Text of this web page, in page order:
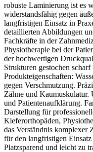
robuste Laminierung ist es
widerstandsfähig gegen
langfristigen Einsatz in
detaillierten Abbildungen
Fachkräfte in der
Physiotherapie bei der
der hochwertigen
Strukturen gestochen
Produkteigenschaften:
gegen Verschmutzung.
Zähne und Kaumuskulatur.
und Patientenaufklärung.
Darstellung für
Kieferorthopäden,
das Verständnis komplexer
für den langfristigen
Platzsparend und leicht zu